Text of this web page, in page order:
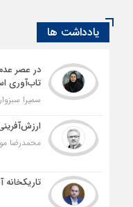
یادداشت ها
در عصر
تاب‌آوری
سمیرا
محمدرضا
تاریکخانه